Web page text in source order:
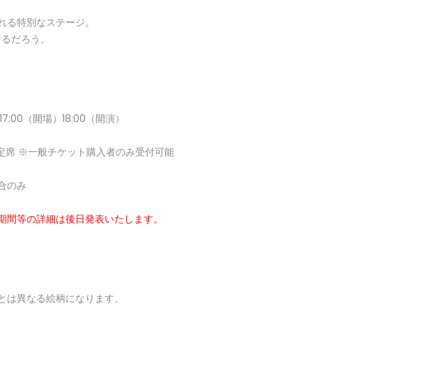
特別なステージ。
だろう。
（開場）18:00（開演）
席 ※一般チケット購入者のみ受付可能
のみ
等の詳細は後日発表いたします。
異なる絵柄になります。